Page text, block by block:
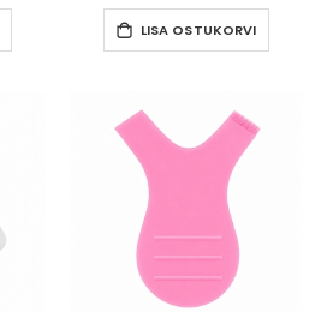
LISA OSTUKORVI